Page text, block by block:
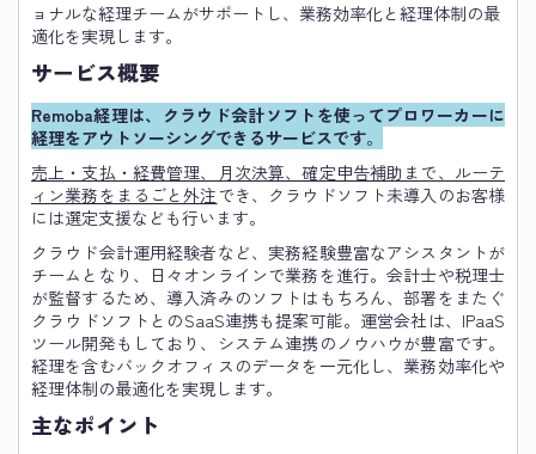
ョナルな経理チームがサポートし、業務効率化と経理体制の最
適化を実現します。
サービス概要
Remoba経理は、クラウド会計ソフトを使ってプロワーカーに
経理をアウトソーシングできるサービスです。
売上・支払・経費管理、月次決算、確定申告補助まで、ルーテ
ィン業務をまるごと外注 でき、クラウドソフト未導入のお客様
には選定支援なども行います。
クラウド会計運用経験者など、実務経験豊富なアシスタントが
チームとなり、日々オンラインで業務を進行。会計士や税理士
が監督するため、導入済みのソフトはもちろん、部署をまたぐ
クラウドソフトとのSaaS連携も提案可能。運営会社は、IPaaS
ツール開発もしており、システム連携のノウハウが豊富です。
経理を含むバックオフィスのデータを一元化し、業務効率化や
経理体制の最適化を実現します。
主なポイント